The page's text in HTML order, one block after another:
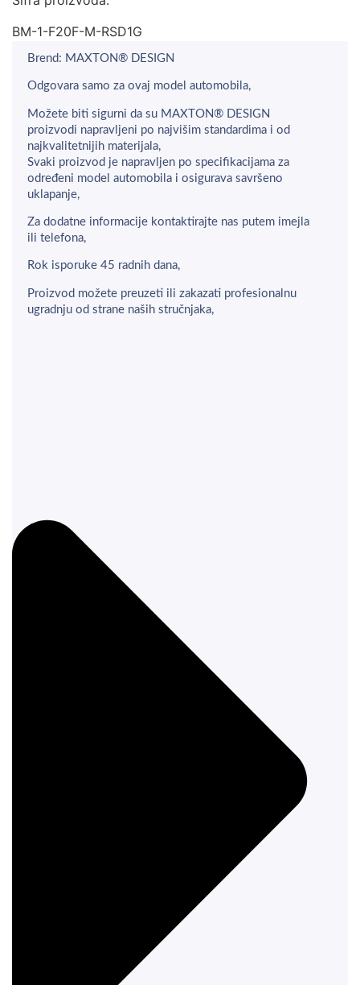
BM-1-F20F-M-RSD1G
Brend: MAXTON® DESIGN
Odgovara samo za ovaj model automobila,
Možete biti sigurni da su MAXTON® DESIGN
proizvodi napravljeni po najvišim standardima i od
najkvalitetnijih materijala,
Svaki proizvod je napravljen po specifikacijama za
određeni model automobila i osigurava savršeno
uklapanje,
Za dodatne informacije kontaktirajte nas putem imejla
ili telefona,
Rok isporuke 45 radnih dana,
Proizvod možete preuzeti ili zakazati profesionalnu
ugradnju od strane naših stručnjaka,